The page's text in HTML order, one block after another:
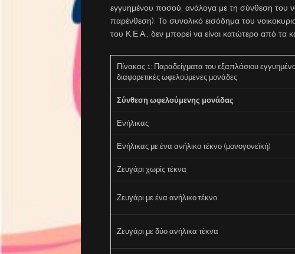
εγγυημένου ποσού, ανάλογα με τη σύνθεση του
παρένθεση). Το συνολικό εισόδημα του
του Κ.Ε.Α., δεν μπορεί να είναι κατώτερο από τα
Πίνακας 1: Παραδείγματα του εξαπλάσιου
διαφορετικές ωφελούμενες μονάδες
Σύνθεση ωφελούμενης μονάδας
Ενήλικας
Ενήλικας με ένα ανήλικο τέκνο (μονογονεϊκή)
Ζευγάρι χωρίς τέκνα
Ζευγάρι με ένα ανήλικο τέκνο
Ζευγάρι με δύο ανήλικα τέκνα